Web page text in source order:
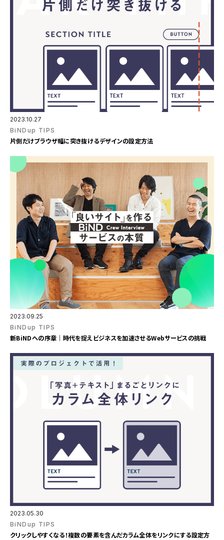
2023.10.27
BiNDup TIPS
片側だけブラウザ幅に突き抜けるデザインの設定方法
2023.09.25
BiNDup TIPS
新BiNDへの序章｜時代を捉えビジネスを加速させるWebサービスの挑戦
2023.05.30
BiNDup TIPS
クリックしやすくなる！複数の要素を含んだカラム全体をリンクにする設定方